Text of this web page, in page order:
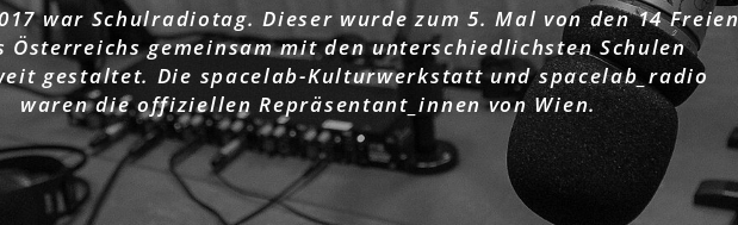
war Schulradiotag. Dieser wurde zum 5. Mal von den 14 Freien
Österreichs gemeinsam mit den unterschiedlichsten Schulen
gestaltet. Die spacelab-Kulturwerkstatt und spacelab_radio
waren die offiziellen Repräsentant_innen von Wien.